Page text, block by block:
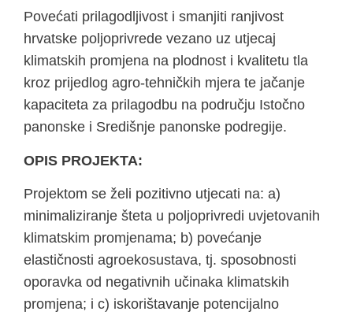
Povećati prilagodljivost i smanjiti ranjivost
hrvatske poljoprivrede vezano uz utjecaj
klimatskih promjena na plodnost i kvalitetu tla
kroz prijedlog agro-tehničkih mjera te jačanje
kapaciteta za prilagodbu na području Istočno
panonske i Središnje panonske podregije.
OPIS PROJEKTA:
Projektom se želi pozitivno utjecati na: a)
minimaliziranje šteta u poljoprivredi uvjetovanih
klimatskim promjenama; b) povećanje
elastičnosti agroekosustava, tj. sposobnosti
oporavka od negativnih učinaka klimatskih
promjena; i c) iskorištavanje potencijalno